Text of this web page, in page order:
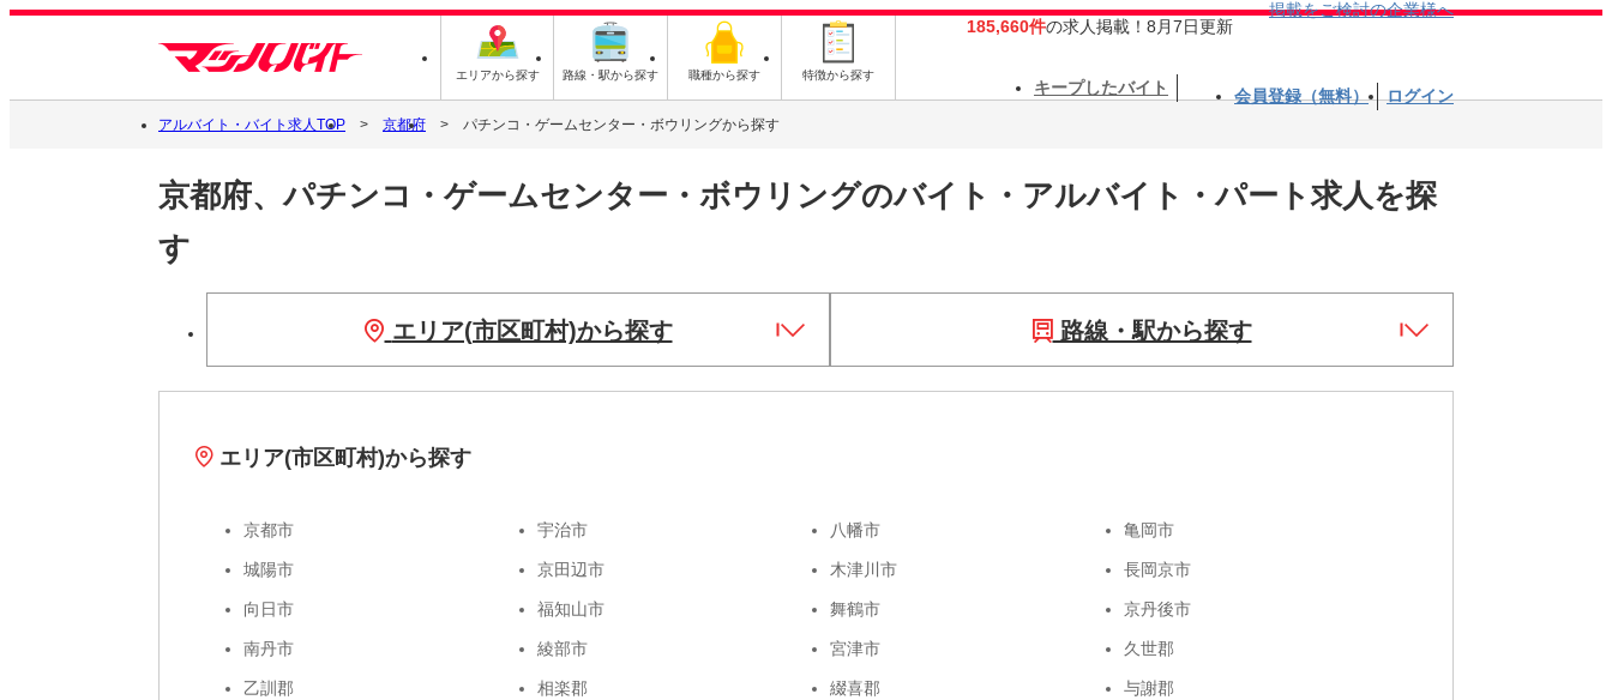
エリアから探す 路線・駅から探す 職種から探す 特徴から探す
185,660件の求人掲載！8月7日更新
掲載をご検討の企業様へ
キープしたバイト 会員登録（無料） ログイン
アルバイト・バイト求人TOP 京都府 パチンコ・ゲームセンター・ボウリングから探す
京都府、パチンコ・ゲームセンター・ボウリングのバイト・アルバイト・パート求人を探
す
エリア(市区町村)から探す 路線・駅から探す
エリア(市区町村)から探す
京都市 宇治市 八幡市 亀岡市
城陽市 京田辺市 木津川市 長岡京市
向日市 福知山市 舞鶴市 京丹後市
南丹市 綾部市 宮津市 久世郡
乙訓郡 相楽郡 綴喜郡 与謝郡